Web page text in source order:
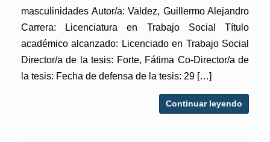
masculinidades Autor/a: Valdez, Guillermo Alejandro
Carrera: Licenciatura en Trabajo Social Título
académico alcanzado: Licenciado en Trabajo Social
Director/a de la tesis: Forte, Fátima Co-Director/a de
la tesis: Fecha de defensa de la tesis: 29 […]
Continuar leyendo